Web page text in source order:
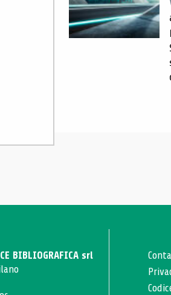
BIBLIOGRAFICA srl